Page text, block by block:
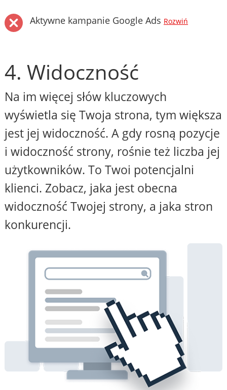
Aktywne kampanie Google Ads Rozwiń
4. Widoczność
Na im więcej słów kluczowych
wyświetla się Twoja strona, tym większa
jest jej widoczność. A gdy rosną pozycje
i widoczność strony, rośnie też liczba jej
użytkowników. To Twoi potencjalni
klienci. Zobacz, jaka jest obecna
widoczność Twojej strony, a jaka stron
konkurencji.